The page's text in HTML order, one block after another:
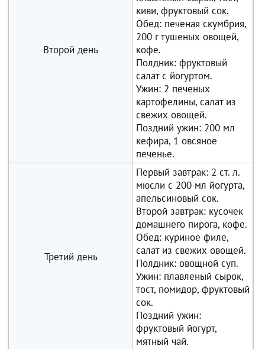
Второй день
киви, фруктовый сок.
Обед: печеная скумбрия,
200 г тушеных овощей,
кофе.
Полдник: фруктовый
салат с йогуртом.
Ужин: 2 печеных
картофелины, салат из
свежих овощей.
Поздний ужин: 200 мл
кефира, 1 овсяное
печенье.
Третий день
Первый завтрак: 2 ст. л.
мюсли с 200 мл йогурта,
апельсиновый сок.
Второй завтрак: кусочек
домашнего пирога, кофе.
Обед: куриное филе,
салат из свежих овощей.
Полдник: овощной суп.
Ужин: плавленый сырок,
тост, помидор, фруктовый
сок.
Поздний ужин:
фруктовый йогурт,
мятный чай.